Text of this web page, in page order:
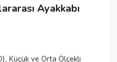
Ayakkabı
Küçük ve Orta Ölçekli